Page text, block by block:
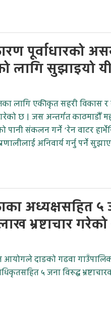
पूर्वाधारको
लागि सुझाइयो
लागि एकीकृत सहरी विकास र
छ । जस अन्तर्गत काठमाडौँ
पानी संकलन गर्ने ‘रेन वाटर
प्रणालीलाई अनिवार्य गर्नु पर्ने
अध्यक्षसहित ५
भ्रष्टाचार
दाङको गढवा
५ जना विरुद्ध